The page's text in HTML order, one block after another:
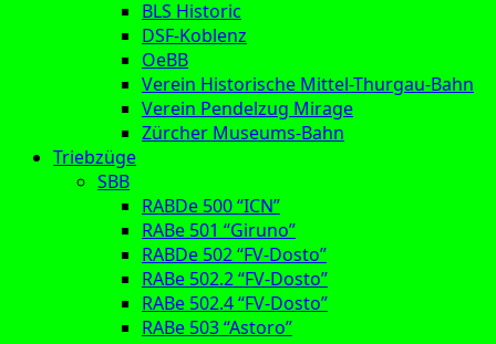
BLS Historic
DSF-Koblenz
OeBB
Verein Historische Mittel-Thurgau-Bahn
Verein Pendelzug Mirage
Zürcher Museums-Bahn
Triebzüge
SBB
RABDe 500 “ICN”
RABe 501 “Giruno”
RABDe 502 “FV-Dosto”
RABe 502.2 “FV-Dosto”
RABe 502.4 “FV-Dosto”
RABe 503 “Astoro”